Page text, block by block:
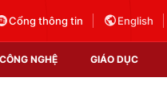
Cổng thông tin English
CÔNG NGHỆ GIÁO DỤC